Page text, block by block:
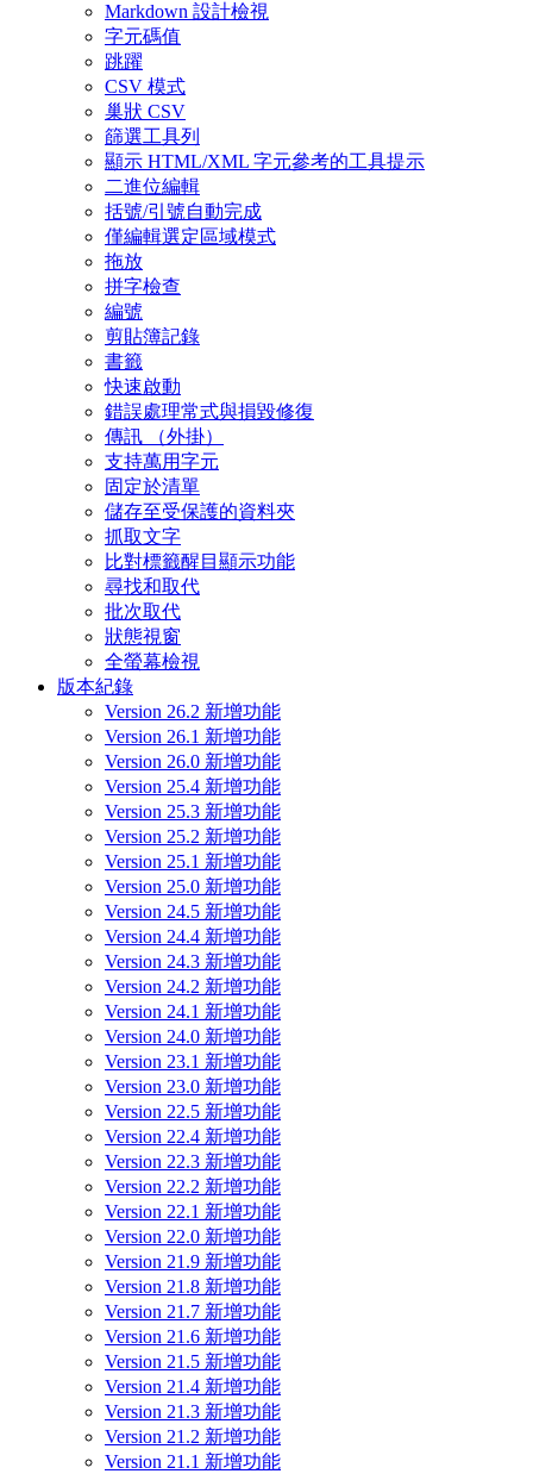
Markdown 設計檢視
字元碼值
跳躍
CSV 模式
巢狀 CSV
篩選工具列
顯示 HTML/XML 字元參考的工具提示
二進位編輯
括號/引號自動完成
僅編輯選定區域模式
拖放
拼字檢查
編號
剪貼簿記錄
書籤
快速啟動
錯誤處理常式與損毀修復
傳訊 （外掛）
支持萬用字元
固定於清單
儲存至受保護的資料夾
抓取文字
比對標籤醒目顯示功能
尋找和取代
批次取代
狀態視窗
全螢幕檢視
版本紀錄
Version 26.2 新增功能
Version 26.1 新增功能
Version 26.0 新增功能
Version 25.4 新增功能
Version 25.3 新增功能
Version 25.2 新增功能
Version 25.1 新增功能
Version 25.0 新增功能
Version 24.5 新增功能
Version 24.4 新增功能
Version 24.3 新增功能
Version 24.2 新增功能
Version 24.1 新增功能
Version 24.0 新增功能
Version 23.1 新增功能
Version 23.0 新增功能
Version 22.5 新增功能
Version 22.4 新增功能
Version 22.3 新增功能
Version 22.2 新增功能
Version 22.1 新增功能
Version 22.0 新增功能
Version 21.9 新增功能
Version 21.8 新增功能
Version 21.7 新增功能
Version 21.6 新增功能
Version 21.5 新增功能
Version 21.4 新增功能
Version 21.3 新增功能
Version 21.2 新增功能
Version 21.1 新增功能